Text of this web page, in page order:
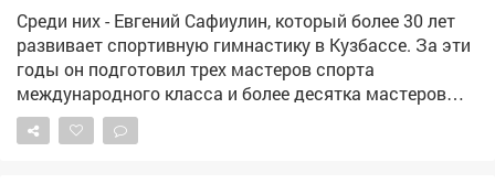
Среди них - Евгений Сафиулин, который более 30 лет
развивает спортивную гимнастику в Кузбассе. За эти
годы он подготовил трех мастеров спорта
международного класса и более десятка мастеров
спорта России, а сегодня - руководит крупнейшей в
стране школой гимнастики. Более полувека посвятил